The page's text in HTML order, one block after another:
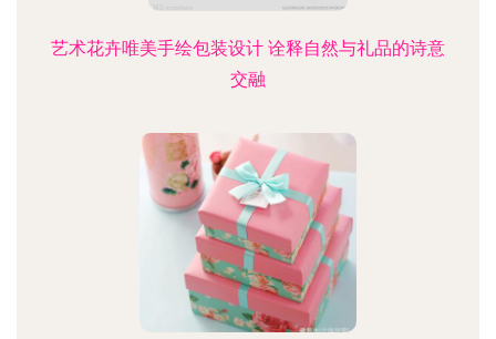
艺术花卉唯美手绘包装设计 诠释自然与礼品的诗意
交融